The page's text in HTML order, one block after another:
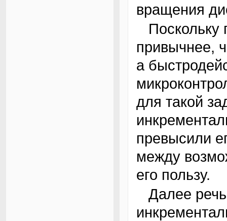
вращения
Поскольку программировать мне гораздо
привычнее,
а
для такой
превысили
между
его пользу.
Далее речь пойдет исключительно об